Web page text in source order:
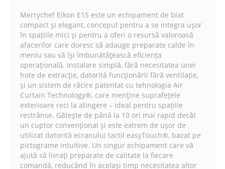
Merrychef Eikon E1S este un echipament de blat
compact și elegant, conceput pentru a se integra ușor
în spațiile mici și pentru a oferi o resursă valoroasă
afacerilor care doresc să adauge preparate calde în
meniu sau să își îmbunătățească eficiența
operațională. Instalare simplă, fără necesitatea unei
hote de extracție, datorită funcționării fără ventilație,
și un sistem de răcire patentat cu tehnologia Air
Curtain Technology®, care menține suprafețele
exterioare reci la atingere – ideal pentru spațiile
restrânse. Gătește de până la 10 ori mai rapid decât
un cuptor convențional și este extrem de ușor de
utilizat datorită ecranului tactil easyTouch®, bazat pe
pictograme intuitive. Un singur echipament care vă
ajută să livrați preparate de calitate la fiecare
comandă, reducând în același timp necesitatea altor